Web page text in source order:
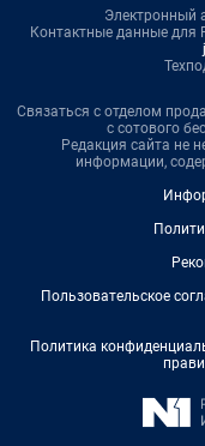
Электронный
Контактные данные для
Связаться с отделом
с сотового
Редакция сайта не
информации,
Пользовательское
Политика